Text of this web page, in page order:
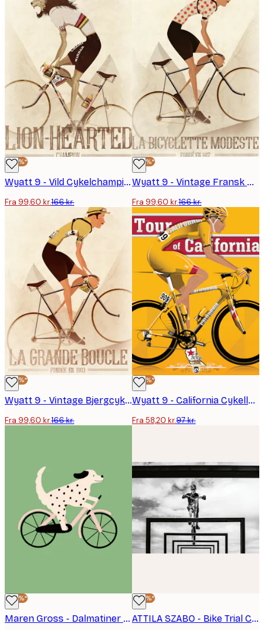
-40%*
Wyatt 9 - Vild Cykelchampion Plakat
Fra 99,60 kr.166 kr.
-40%*
Wyatt 9 - Vintage Fransk Cyklist Plakat
Fra 99,60 kr.166 kr.
-40%*
Wyatt 9 - Vintage Bjergcyklist Plakat
Fra 99,60 kr.166 kr.
-40%*
Wyatt 9 - California Cykelløb Plakat
Fra 58,20 kr.97 kr.
-40%*
Maren Gross - Dalmatiner på en cykel Plakat
-40%*
ATTILA SZABO - Bike Trial Challenge Plakat